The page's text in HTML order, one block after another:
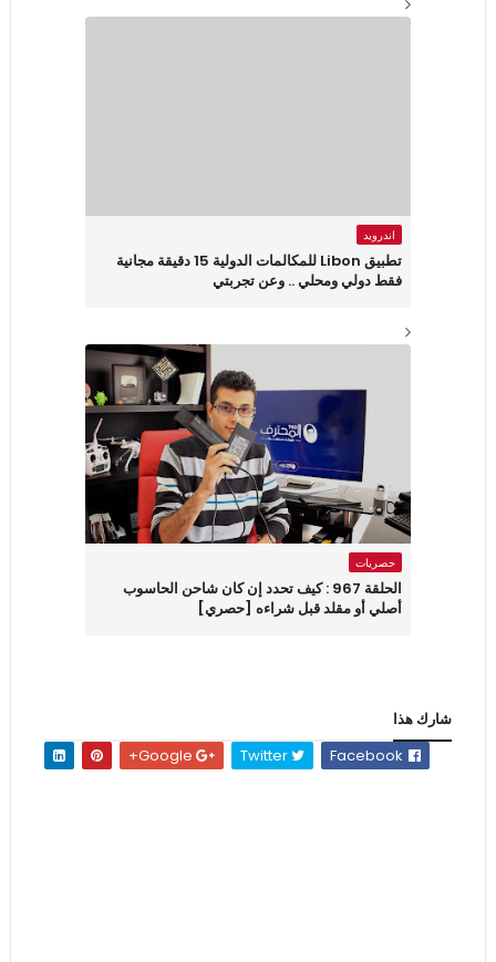
اندرويد
تطبيق Libon للمكالمات الدولية 15 دقيقة مجانية
فقط دولي ومحلي .. وعن تجربتي
حصريات
الحلقة 967 : كيف تحدد إن كان شاحن الحاسوب
أصلي أو مقلد قبل شراءه [حصري]
شارك هذا
Twitter